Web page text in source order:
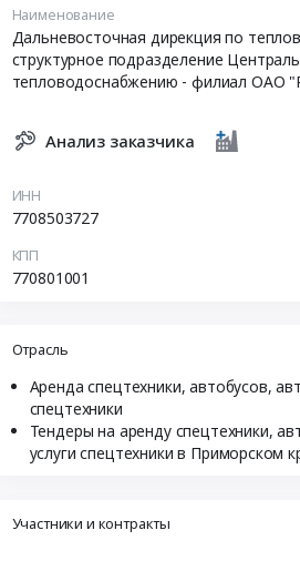
Наименование
Дальневосточная дирекция по
структурное подразделение
тепловодоснабжению - филиал ОАО
Анализ заказчика
ИНН
7708503727
КПП
770801001
Отрасль
Аренда спецтехники, автобусов,
спецтехники
Тендеры на аренду спецтехники,
услуги спецтехники в Приморском
Участники и контракты